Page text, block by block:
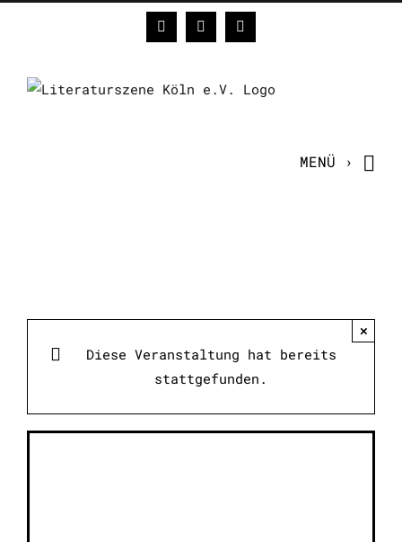
FacebookInstagram
E-
Mail
Diese Veranstaltung hat bereits
stattgefunden.
×